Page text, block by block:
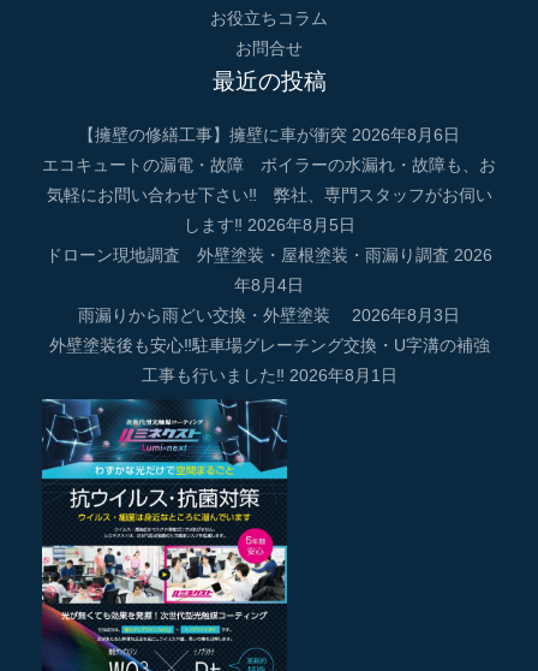
お役立ちコラム
お問合せ
最近の投稿
【擁壁の修繕工事】擁壁に車が衝突 2026年8月6日
エコキュートの漏電・故障 ボイラーの水漏れ・故障も、お
気軽にお問い合わせ下さい‼ 弊社、専門スタッフがお伺い
します‼ 2026年8月5日
ドローン現地調査 外壁塗装・屋根塗装・雨漏り調査 2026
年8月4日
雨漏りから雨どい交換・外壁塗装
2026年8月3日
外壁塗装後も安心‼駐車場グレーチング交換・U字溝の補強
工事も行いました‼ 2026年8月1日